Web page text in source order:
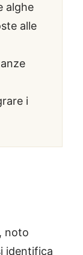
alghe
alle
i
, noto
identifica